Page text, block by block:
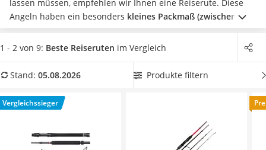
Klimmzugstation
Koffer
Nachtsichtgerät
Handgepäck-Koffer
Wanderschuhe Herren
Sicherheitsweste Reiten
lassen müssen, empfehlen wir Ihnen eine Reiserute. Diese
Angeln haben ein besonders kleines Packmaß (zwischen 40
und 70 cm)und lassen sich sogar im Rucksack und Koffer
verstauen. In vielen Tests wird nicht nur auf die Maße der
Wurfgewicht und das mitgelieferte Zubehör.Zum Pilkern
Sie in unserer Vergleichs-Tabelle die beste Teleskop-
Reiserute mit einer Angelspule. Überzeugt hat uns hier im
Penn Regiment III
seinen Eigenschaften.
1 - 2 von 9: Beste Reiseruten im Vergleich
Stand: 05.08.2026 Produkte filtern
Vergleichssieger